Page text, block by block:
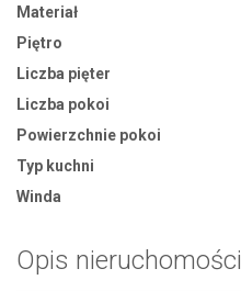
Materiał
Piętro
Liczba pięter
Liczba pokoi
Powierzchnie pokoi
Typ kuchni
Winda
Opis nieruchomości